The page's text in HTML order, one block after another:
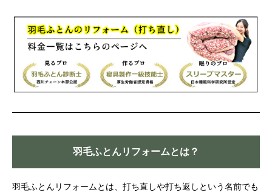
羽毛ふとんリフォームとは？
羽毛ふとんリフォームとは、打ち直しや打ち返しという名前でも